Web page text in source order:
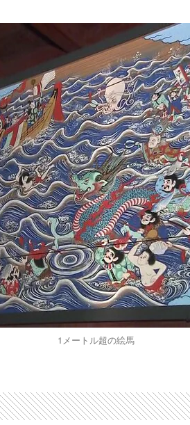
1メートル超の絵馬